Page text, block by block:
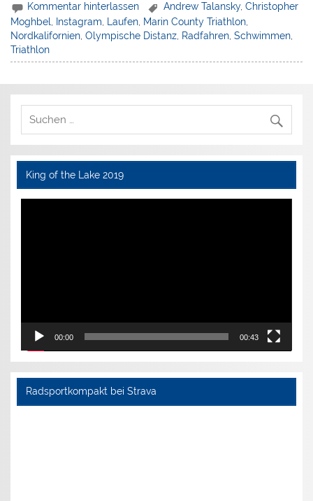
Kommentar hinterlassen Andrew Talansky,Christopher
Moghbel
Instagram Laufen Marin County Triathlon
Nordkalifornien ,Olympische Distanz Radfahren ,Schwimmen
Triathlon
King of the Lake 2019
Video-
00:00 00:43
Radsportkompakt bei Strava